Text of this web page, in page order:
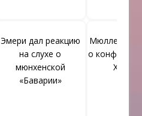
Эмери дал реакцию
на слухе о
мюнхенской
«Баварии»
Мюллеру
о конфликте